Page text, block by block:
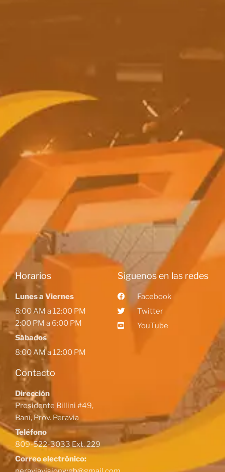
Horarios
Lunes a Viernes
8:00 AM a 12:00 PM
2:00 PM a 6:00 PM
Sábados
8:00 AM a 12:00 PM
Contacto
Dirección
Presidente Billini #49,
Baní, Prov. Peravia
Teléfono
809-522-3033 Ext. 229
Correo electrónico:
Siguenos en las redes
Facebook
Twitter
YouTube